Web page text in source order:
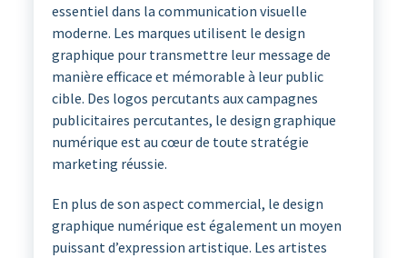
essentiel dans la communication visuelle
moderne. Les marques utilisent le design
graphique pour transmettre leur message de
manière efficace et mémorable à leur public
cible. Des logos percutants aux campagnes
publicitaires percutantes, le design graphique
numérique est au cœur de toute stratégie
marketing réussie.
En plus de son aspect commercial, le design
graphique numérique est également un moyen
puissant d’expression artistique. Les artistes